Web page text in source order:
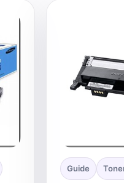
Guide